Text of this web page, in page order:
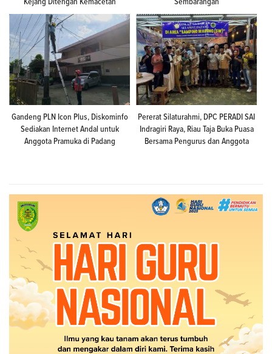
Gandeng PLN Icon Plus, Diskominfo
Sediakan Internet Andal untuk
Anggota Pramuka di Padang
Pererat Silaturahmi, DPC PERADI SAI
Indragiri Raya, Riau Taja Buka Puasa
Bersama Pengurus dan Anggota